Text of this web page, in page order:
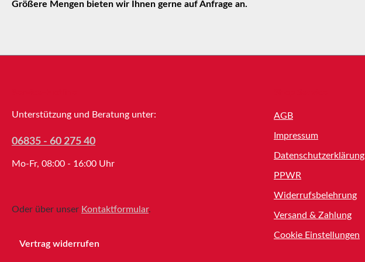
Größere Mengen bieten wir Ihnen gerne auf Anfrage an.
Unterstützung und Beratung unter:
06835 - 60 275 40
Mo-Fr, 08:00 - 16:00 Uhr
Oder über unser Kontaktformular.
Vertrag widerrufen
AGB
Impressum
Datenschutzerklärung
PPWR
Widerrufsbelehrung
Versand & Zahlung
Cookie Einstellungen